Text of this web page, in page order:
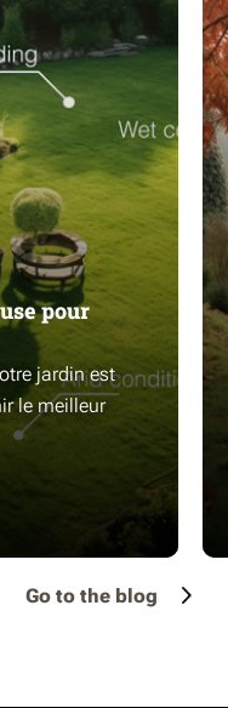
pour
jardin est
le meilleur
Go to the blog